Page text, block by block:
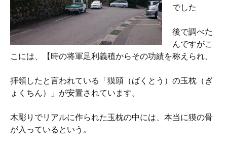
でした
後で調べた
んですがこ
こには、【時の将軍足利義稙からその功績を称えられ、
拝領したと言われている「獏頭（ばくとう）の玉枕（ぎ
ょくちん）」が安置されています。
木彫りでリアルに作られた玉枕の中には、本当に獏の骨
が入っているという。